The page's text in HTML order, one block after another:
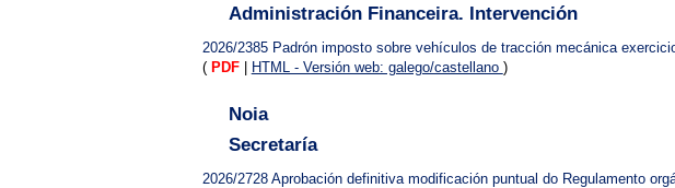
Administración Financeira. Intervención
2026/2385 Padrón imposto sobre vehículos de tracción mecánica
( PDF HTML - Versión web: galego/castellano )
Noia
Secretaría
2026/2728 Aprobación definitiva modificación puntual do Regulamento